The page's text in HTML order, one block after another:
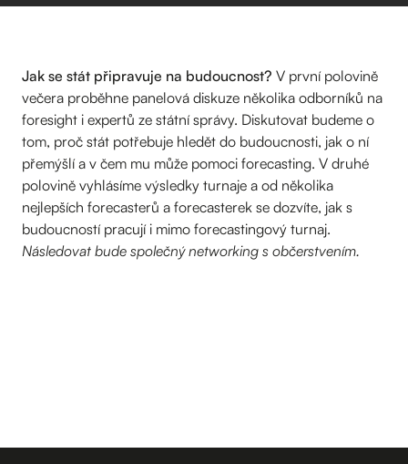
Jak se stát připravuje na budoucnost? V první polovině
večera proběhne panelová diskuze několika odborníků na
foresight i expertů ze státní správy. Diskutovat budeme o
tom, proč stát potřebuje hledět do budoucnosti, jak o ní
přemýšlí a v čem mu může pomoci forecasting. V druhé
polovině vyhlásíme výsledky turnaje a od několika
nejlepších forecasterů a forecasterek se dozvíte, jak s
budoucností pracují i mimo forecastingový turnaj.
Následovat bude společný networking s občerstvením.